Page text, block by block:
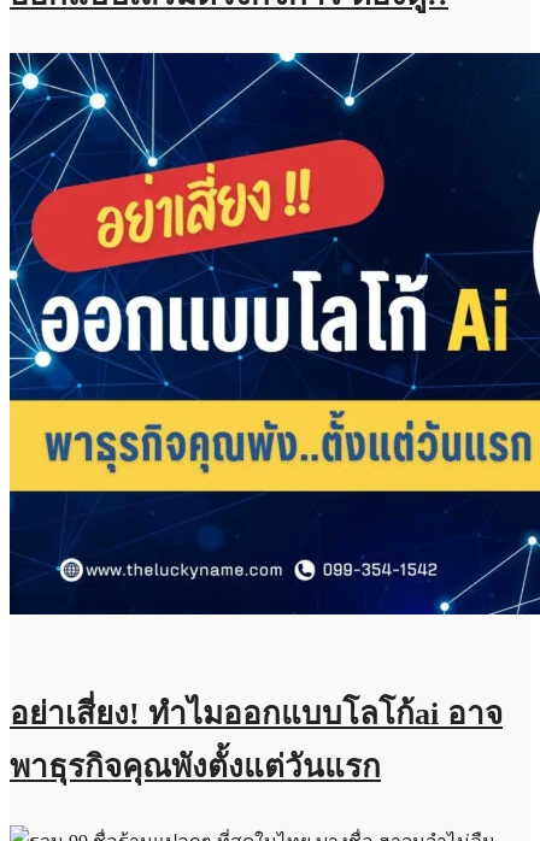
อย่าเสี่ยง! ทำไมออกแบบโลโก้ai อาจ
พาธุรกิจคุณพังตั้งแต่วันแรก